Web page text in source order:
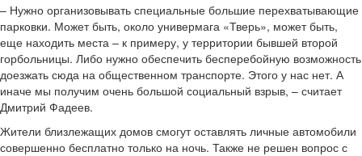
– Нужно организовывать специальные большие перехватывающие
парковки. Может быть, около универмага «Тверь», может быть,
еще находить места – к примеру, у территории бывшей второй
горбольницы. Либо нужно обеспечить бесперебойную возможность
доезжать сюда на общественном транспорте. Этого у нас нет. А
иначе мы получим очень большой социальный взрыв, – считает
Дмитрий Фадеев.
Жители близлежащих домов смогут оставлять личные автомобили
совершенно бесплатно только на ночь. Также не решен вопрос с